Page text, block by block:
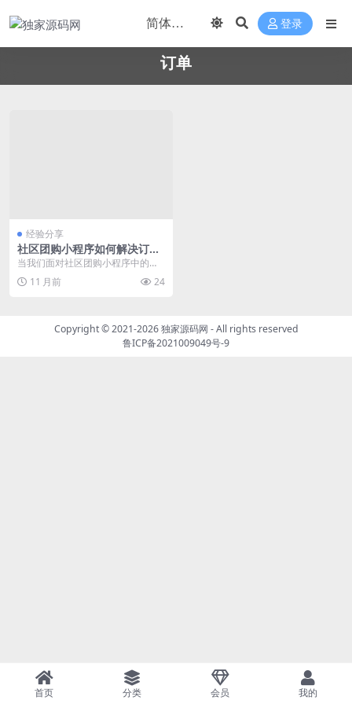
登录
订单
经验分享
社区团购小程序如何解决订单
支付失败与退款流程阻塞问题
当我们面对社区团购小程序中的订
单支付失败和退款流程阻塞问题
时，通常涉及的核心技术...
11 月前 24
Copyright © 2021-2026独家源码网 - All rights reserved
鲁ICP备2021009049号-9
首页 分类 会员 我的